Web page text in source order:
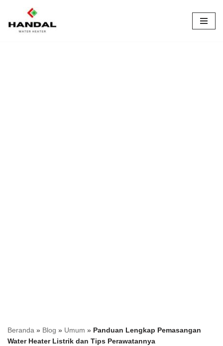
Lompat
Beranda » Blog » Umum » Panduan Lengkap Pemasangan
Water Heater Listrik dan Tips Perawatannya